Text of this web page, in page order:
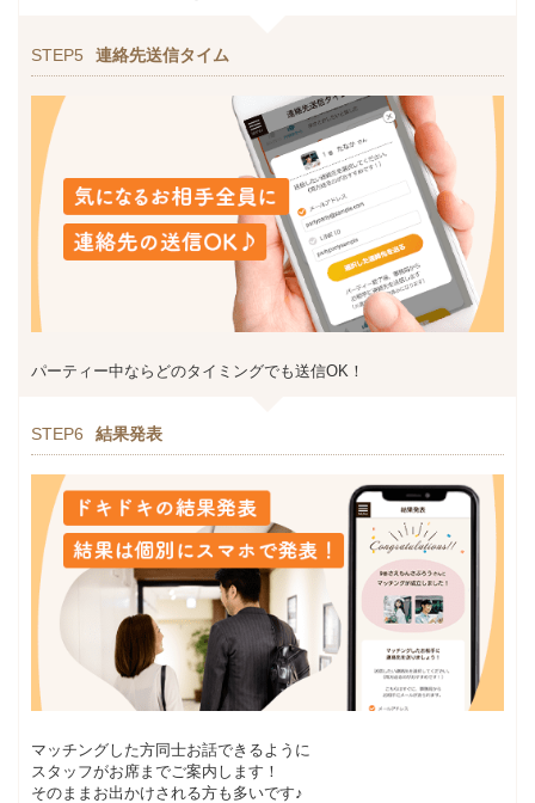
STEP5 連絡先送信タイム
パーティー中ならどのタイミングでも送信OK！
STEP6 結果発表
マッチングした方同士お話できるように
スタッフがお席までご案内します！
そのままお出かけされる方も多いです♪